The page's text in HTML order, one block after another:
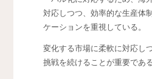
対応しつつ、効率的な生産体
ケーションを重視している。
変化する市場に柔軟に対応し
挑戦を続けることが重要である